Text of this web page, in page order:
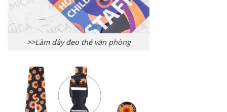
>>Làm dây đeo thẻ văn phòng